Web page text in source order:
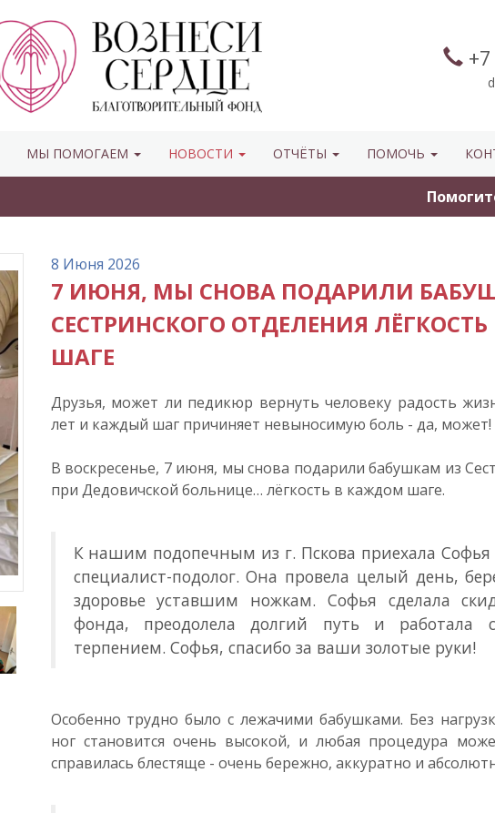
МЫ ПОМОГАЕМ НОВОСТИ ОТЧЁТЫ ПОМОЧЬ
Помогите
8 Июня 2026
7 ИЮНЯ, МЫ СНОВА ПОДАРИЛИ
СЕСТРИНСКОГО ОТДЕЛЕНИЯ
ШАГЕ
Друзья, может ли педикюр вернуть человеку радость
лет и каждый шаг причиняет невыносимую боль - да, может!
В воскресенье, 7 июня, мы снова подарили бабушкам из
при Дедовичской больнице… лёгкость в каждом шаге.
К нашим подопечным из г. Пскова приехала
специалист-подолог. Она провела целый день,
здоровье уставшим ножкам. Софья сделала
фонда, преодолела долгий путь и работала
терпением. Софья, спасибо за ваши золотые руки!
Особенно трудно было с лежачими бабушками. Без
ног становится очень высокой, и любая процедура
справилась блестяще - очень бережно, аккуратно и